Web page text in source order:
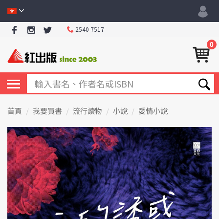
2540 7517
0
首頁 我要買書 流行讀物 小說 愛情小說